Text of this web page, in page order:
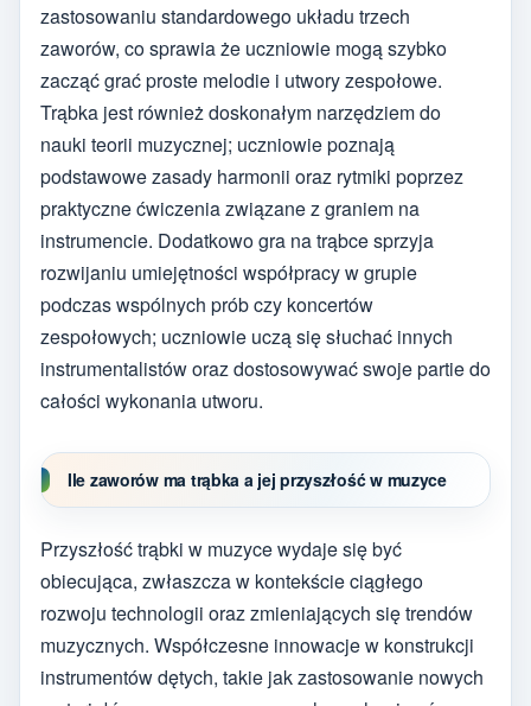
zastosowaniu standardowego układu trzech
zaworów, co sprawia że uczniowie mogą szybko
zacząć grać proste melodie i utwory zespołowe.
Trąbka jest również doskonałym narzędziem do
nauki teorii muzycznej; uczniowie poznają
podstawowe zasady harmonii oraz rytmiki poprzez
praktyczne ćwiczenia związane z graniem na
instrumencie. Dodatkowo gra na trąbce sprzyja
rozwijaniu umiejętności współpracy w grupie
podczas wspólnych prób czy koncertów
zespołowych; uczniowie uczą się słuchać innych
instrumentalistów oraz dostosowywać swoje partie do
całości wykonania utworu.
Ile zaworów ma trąbka a jej przyszłość w muzyce
Przyszłość trąbki w muzyce wydaje się być
obiecująca, zwłaszcza w kontekście ciągłego
rozwoju technologii oraz zmieniających się trendów
muzycznych. Współczesne innowacje w konstrukcji
instrumentów dętych, takie jak zastosowanie nowych